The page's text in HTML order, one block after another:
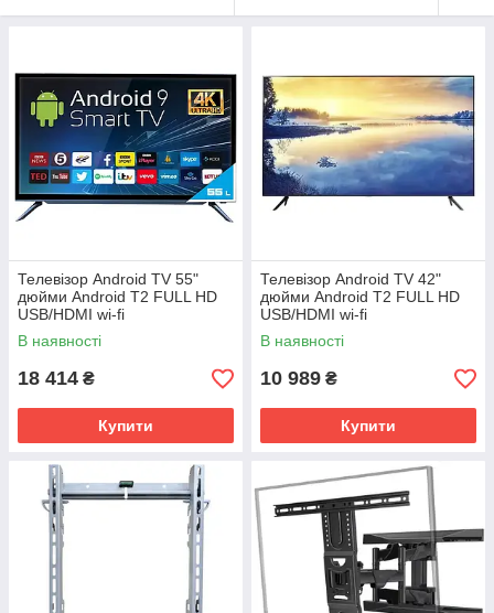
Телевізор Android TV 55"
дюйми Android T2 FULL HD
USB/HDMI wi-fi
В наявності
18 414 ₴
Купити
Телевізор Android TV 42"
дюйми Android T2 FULL HD
USB/HDMI wi-fi
В наявності
10 989 ₴
Купити